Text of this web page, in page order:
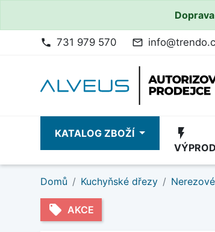
phone 731 979 570 mail_outline
KATALOG ZBOŽÍ flash_on
Domů Kuchyňské dřezy
local_offer AKCE